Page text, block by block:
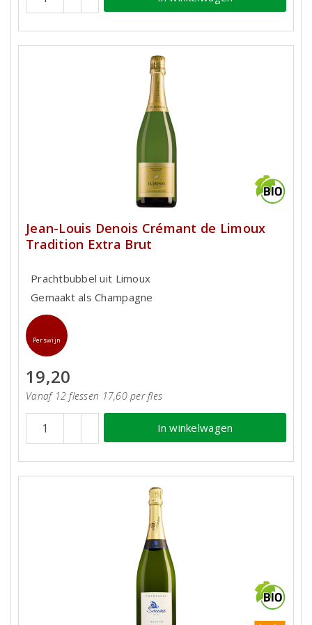
Jean-Louis Denois Crémant de Limoux
Tradition Extra Brut
Prachtbubbel uit Limoux
Gemaakt als Champagne
Perswijn
19,20
Vanaf 12 flessen 17,60 per fles
In winkelwagen